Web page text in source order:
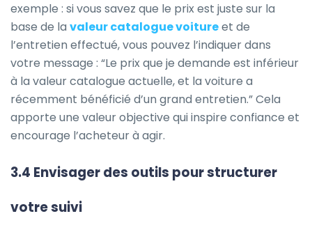
exemple : si vous savez que le prix est juste sur la
base de la valeur catalogue voitureet de
l’entretien effectué, vous pouvez l’indiquer dans
votre message : “Le prix que je demande est inférieur
à la valeur catalogue actuelle, et la voiture a
récemment bénéficié d’un grand entretien.” Cela
apporte une valeur objective qui inspire confiance et
encourage l’acheteur à agir.
3.4 Envisager des outils pour structurer
votre suivi